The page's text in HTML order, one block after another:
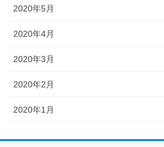
2020年5月
2020年4月
2020年3月
2020年2月
2020年1月